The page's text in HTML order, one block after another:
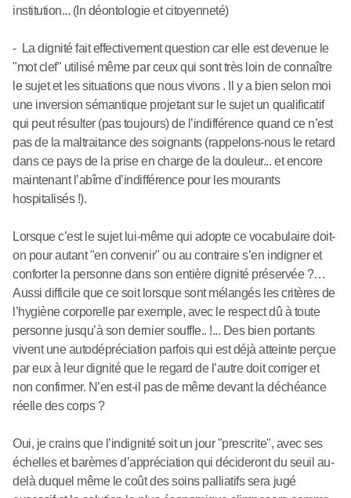
institution... (In déontologie et citoyenneté)
- La dignité fait effectivement question car elle est devenue le
"mot clef" utilisé même par ceux qui sont très loin de connaître
le sujet et les situations que nous vivons . Il y a bien selon moi
une inversion sémantique projetant sur le sujet un qualificatif
qui peut résulter (pas toujours) de l’indifférence quand ce n’est
pas de la maltraitance des soignants (rappelons-nous le retard
dans ce pays de la prise en charge de la douleur... et encore
maintenant l’abîme d’indifférence pour les mourants
hospitalisés !).
Lorsque c’est le sujet lui-même qui adopte ce vocabulaire doit-
on pour autant "en convenir" ou au contraire s’en indigner et
conforter la personne dans son entière dignité préservée ?…
Aussi difficile que ce soit lorsque sont mélangés les critères de
l’hygiène corporelle par exemple, avec le respect dû à toute
personne jusqu’à son dernier souffle.. !... Des bien portants
vivent une autodépréciation parfois qui est déjà atteinte perçue
par eux à leur dignité que le regard de l’autre doit corriger et
non confirmer. N’en est-il pas de même devant la déchéance
réelle des corps ?
Oui, je crains que l’indignité soit un jour "prescrite", avec ses
échelles et barèmes d’appréciation qui décideront du seuil au-
delà duquel même le coût des soins palliatifs sera jugé